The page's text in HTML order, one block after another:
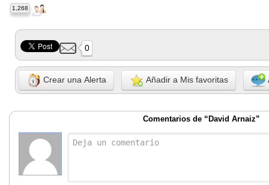
1,268
0
Crear una Alerta Añadir a Mis favoritas
Comentarios de “David Arnaiz”